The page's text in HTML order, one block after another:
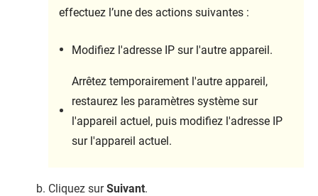
effectuez l’une des actions suivantes :
Modifiez l'adresse IP sur l'autre appareil.
Arrêtez temporairement l'autre appareil,
restaurez les paramètres système sur
l'appareil actuel, puis modifiez l'adresse IP
sur l'appareil actuel.
Cliquez surSuivant.